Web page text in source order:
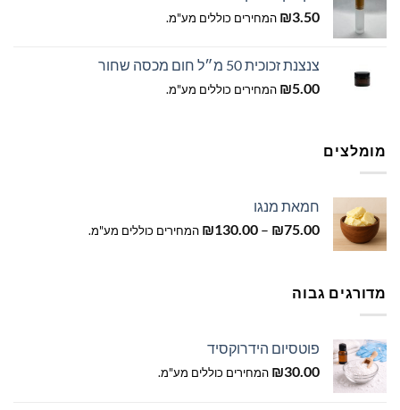
₪3.50 המחירים כוללים מע"מ.
צנצנת זכוכית 50 מ״ל חום מכסה שחור
₪5.00 המחירים כוללים מע"מ.
מומלצים
חמאת מנגו
₪75.00
–
₪130.00
טווח
המחירים כוללים מע"מ.
מדורגים גבוה
פוטסיום הידרוקסיד
₪30.00 המחירים כוללים מע"מ.